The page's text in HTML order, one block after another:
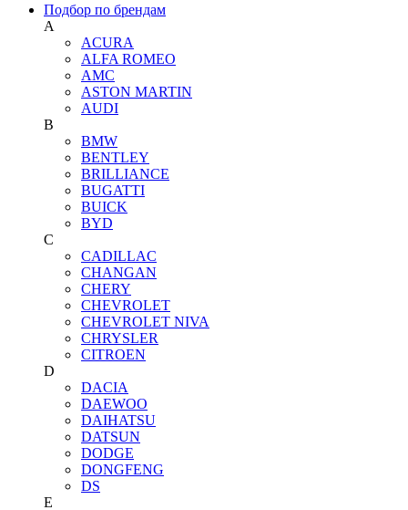
Подбор по брендам
A
ACURA
ALFA ROMEO
AMC
ASTON MARTIN
AUDI
B
BMW
BENTLEY
BRILLIANCE
BUGATTI
BUICK
BYD
C
CADILLAC
CHANGAN
CHERY
CHEVROLET
CHEVROLET NIVA
CHRYSLER
CITROEN
D
DACIA
DAEWOO
DAIHATSU
DATSUN
DODGE
DONGFENG
DS
E